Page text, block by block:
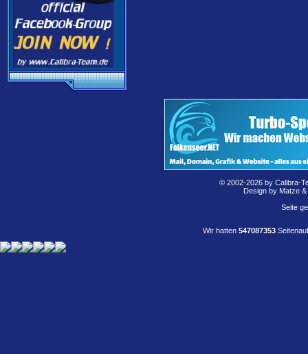
© 2002-2026 by Calibra-
Design by Matze
Seite
Wir hatten 547087353